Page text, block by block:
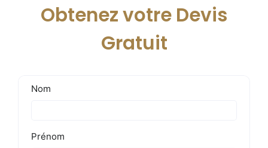
Obtenez votre Devis
Gratuit